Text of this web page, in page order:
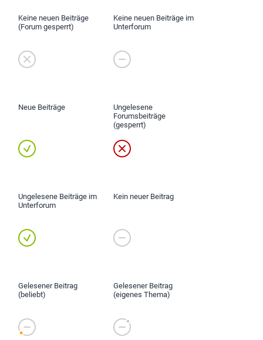
Keine neuen Beiträge
(Forum gesperrt)
Keine neuen Beiträge im
Unterforum
Neue Beiträge
Ungelesene
Forumsbeiträge
(gesperrt)
Ungelesene Beiträge im
Unterforum
Kein neuer Beitrag
Gelesener Beitrag
(beliebt)
Gelesener Beitrag
(eigenes Thema)